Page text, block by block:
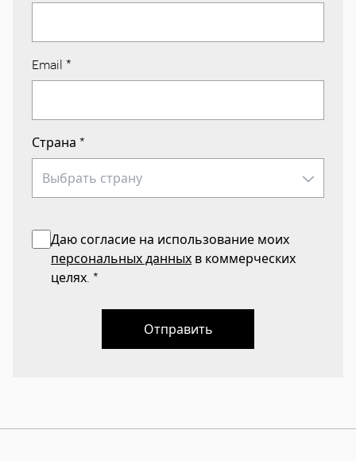
Email *
Страна *
Даю согласие на использование моих
персональных данных в коммерческих
целях. *
Отправить